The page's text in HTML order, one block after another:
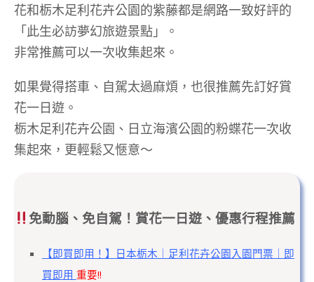
花和栃木足利花卉公園的紫藤都是網路一致好評的
「此生必訪夢幻旅遊景點」。
非常推薦可以一次收集起來。
如果覺得搭車、自駕太過麻煩，也很推薦先訂好賞
花一日遊。
栃木足利花卉公園、日立海濱公園的粉蝶花一次收
集起來，更輕鬆又愜意～
免動腦、免自駕！賞花一日遊、優惠行程推薦
【即買即用！】日本栃木｜足利花卉公園入園門票｜即
買即用 重要!!